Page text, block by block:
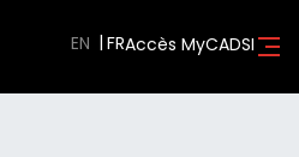
EN Accès MyCADSI